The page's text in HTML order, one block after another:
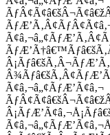
Ã¢â‚¬â„¢ÃƒÆ’Ã¢â‚¬